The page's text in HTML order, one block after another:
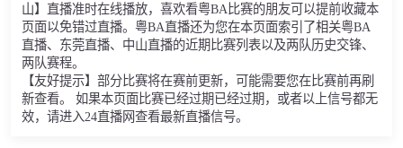
山】直播准时在线播放，喜欢看粤BA比赛的朋友可以提前收藏本
页面以免错过直播。粤BA直播还为您在本页面索引了相关粤BA
直播、东莞直播、中山直播的近期比赛列表以及两队历史交锋、
两队赛程。
【友好提示】部分比赛将在赛前更新，可能需要您在比赛前再刷
新查看。 如果本页面比赛已经过期已经过期，或者以上信号都无
效，请进入24直播网查看最新直播信号。